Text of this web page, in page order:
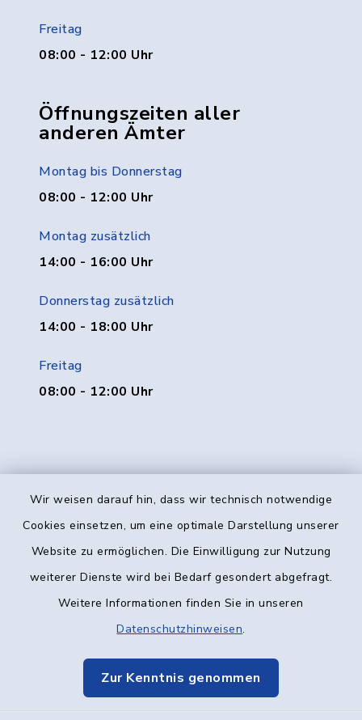
Wir weisen darauf hin, dass wir technisch notwendige
Cookies einsetzen, um eine optimale Darstellung unserer
Website zu ermöglichen. Die Einwilligung zur Nutzung
weiterer Dienste wird bei Bedarf gesondert abgefragt.
Weitere Informationen finden Sie in unseren
Datenschutzhinweisen.
Zur Kenntnis genommen
Freitag
08:00 - 12:00 Uhr
Öffnungszeiten aller
anderen Ämter
Montag bis Donnerstag
08:00 - 12:00 Uhr
Montag zusätzlich
14:00 - 16:00 Uhr
Donnerstag zusätzlich
14:00 - 18:00 Uhr
Freitag
08:00 - 12:00 Uhr
Kontakt
Datenschutz
Elektronische Kommunikation